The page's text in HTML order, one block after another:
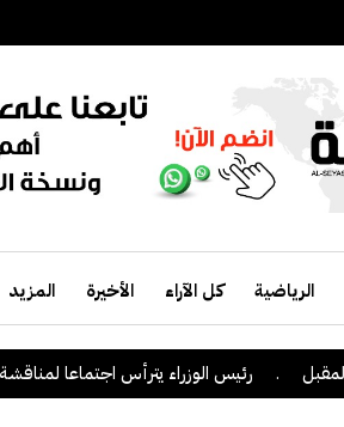
الرياضية كل الآراء الأخيرة المزيد
. رئيس الوزراء يترأس اجتماعا لمناقشة